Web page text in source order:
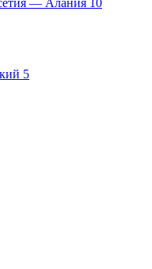
— Алания 10
5